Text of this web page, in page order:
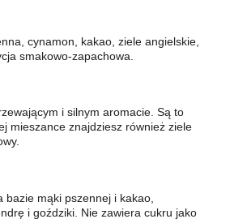
cynamon, kakao, ziele angielskie,
smakowo-zapachowa.
i silnym aromacie. Są to
mieszance znajdziesz również ziele
bazie mąki pszennej i kakao,
i goździki. Nie zawiera cukru jako